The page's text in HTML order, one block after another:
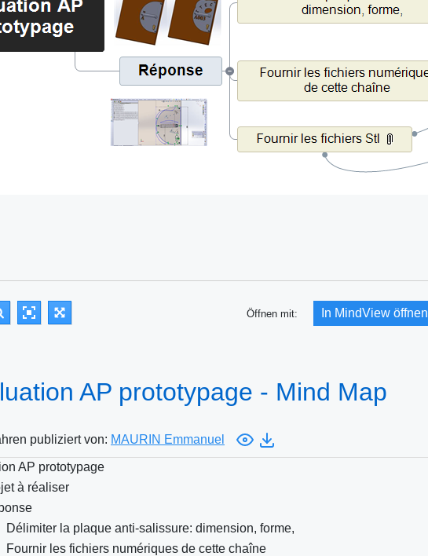
Öffnen mit: In MindView öffnen
AP prototypage - Mind Map
publiziert von: MAURIN Emmanuel
AP prototypage
à réaliser
Délimiter la plaque anti-salissure: dimension, forme,
Fournir les fichiers numériques de cette chaîne